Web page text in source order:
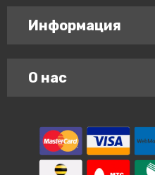
Информация
О нас